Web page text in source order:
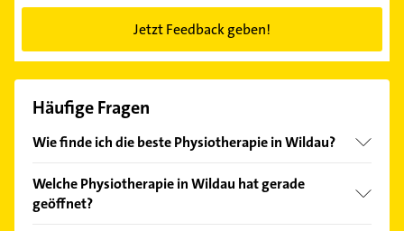
Jetzt Feedback geben!
Häufige Fragen
Wie finde ich die beste Physiotherapie in Wildau?
Kundenmeinungen und profitieren Sie von den
Empfehlungen. Die Suchergebnisse können Sie sich
Welche Physiotherapie in Wildau hat gerade
geöffnet?